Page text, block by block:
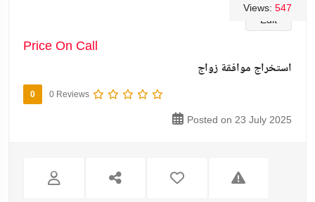
Edit
Views: 547
Price On Call
استخراج موافقة زواج
0 0 Reviews
Posted on 23 July 2025